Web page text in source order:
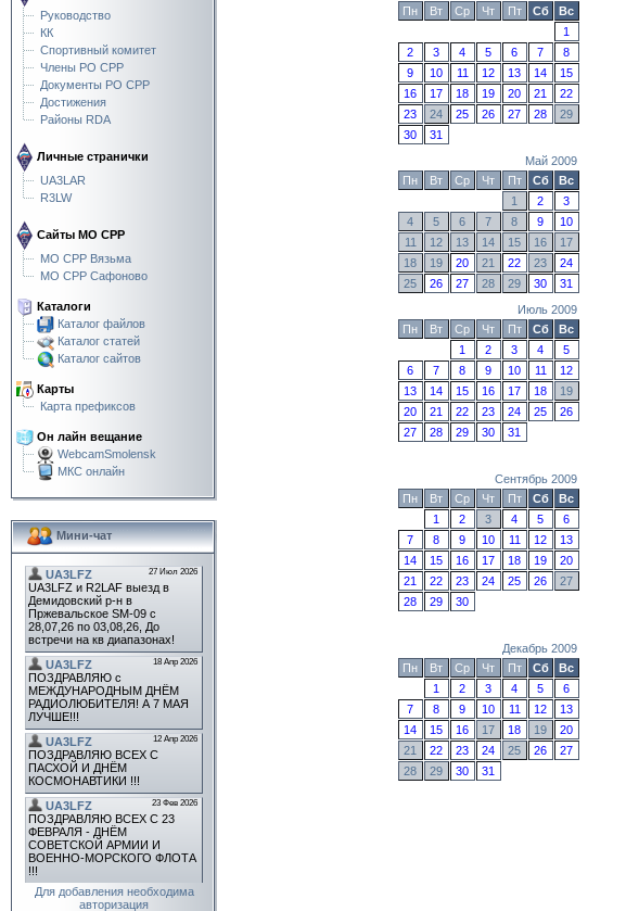
Руководство
КК
Спортивный комитет
Члены РО СРР
Документы РО СРР
Достижения
Районы RDA
Личные странички
UA3LAR
R3LW
Сайты МО СРР
МО СРР Вязьма
МО СРР Сафоново
Каталоги
Каталог файлов
Каталог статей
Каталог сайтов
Карты
Карта префиксов
Он лайн вещание
WebcamSmolensk
МКС онлайн
Мини-чат
Для добавления необходима
авторизация
Пн
Вт Ср Чт Пт Сб
Вс
1
2
3 4 5 6 7
8
9
10 11 12 13 14
15
16
17 18 19 20 21
22
23
24 25 26 27 28
29
30
31
Май 2009
Пн
Вт Ср Чт Пт Сб
Вс
1
2
3
4
5 6 7 8 9
10
11
12 13 14 15 16
17
18
19 20 21 22 23
24
25
26 27 28 29 30 31
Июль 2009
Пн
Вт Ср Чт Пт Сб
Вс
1
2 3 4
5
6
7 8 9 10 11
12
13
14 15 16 17 18
19
20
21 22 23 24 25
26
27
28 29 30 31
Сентябрь 2009
Пн
Вт Ср Чт Пт Сб
Вс
1
2 3 4 5
6
7
8 9 10 11 12
13
14
15 16 17 18 19
20
21
22 23 24 25 26
27
28
29 30
Декабрь 2009
Пн
Вт Ср Чт Пт Сб
Вс
1
2 3 4 5
6
7
8 9 10 11 12
13
14
15 16 17 18 19
20
21
22 23 24 25 26
27
28
29 30 31